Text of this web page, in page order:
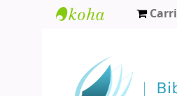
Agamenon
Magalhães